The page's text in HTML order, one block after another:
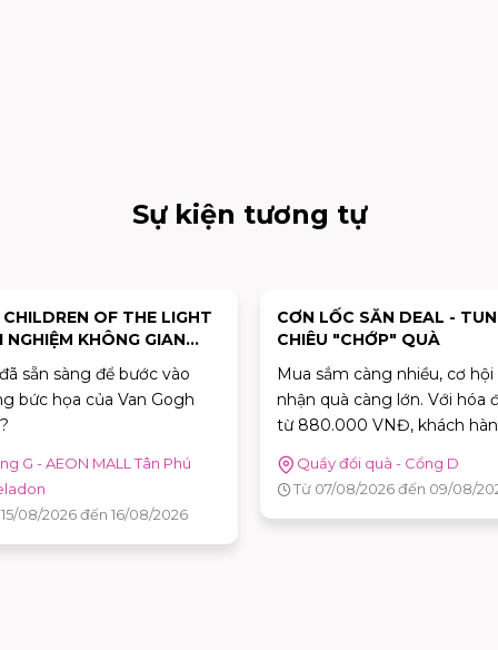
Sự kiện tương tự
LỐC SĂN DEAL - TUNG
"CHỚP" QUÀ
càng nhiều, cơ hội
quà càng lớn. Với hóa đơn
VNĐ, khách hàng sẽ
để thử thách phản xạ, bắt
và nhận ngay những phần
dẫn tại AEON MALL Tân
đổi quà - Cổng D
07/08/2026 đến 09/08/2026
POP-UP EVENT "THƯỞNG
HÈ" LẦN ĐẦU TIÊN CÓ MẶT
TẠI TP.HCM TẠI AEON
TÂN PHÚ CELADON
Sau Hà Nội, Pop-up Event
"Thưởng Vị Hè cùng Sữa
truyền đời" của Mộc Châu
Creamery chính thức dừng
tại TP.HCM. Trong hai ngày
09/08/2026, khách hàng sẽ
Sảnh Kết Nối
Từ 08/08/2026 đến 09/08/